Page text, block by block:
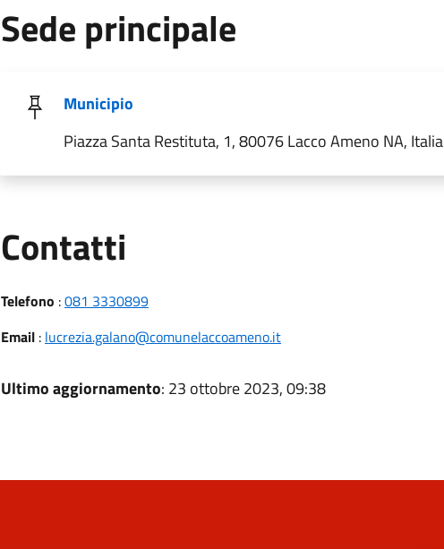
Sede principale
Municipio
Piazza Santa Restituta, 1, 80076 Lacco Ameno NA, Italia
Contatti
Telefono :081 3330899
Email: lucrezia.galano@comunelaccoameno.it
Ultimo aggiornamento: 23 ottobre 2023, 09:38